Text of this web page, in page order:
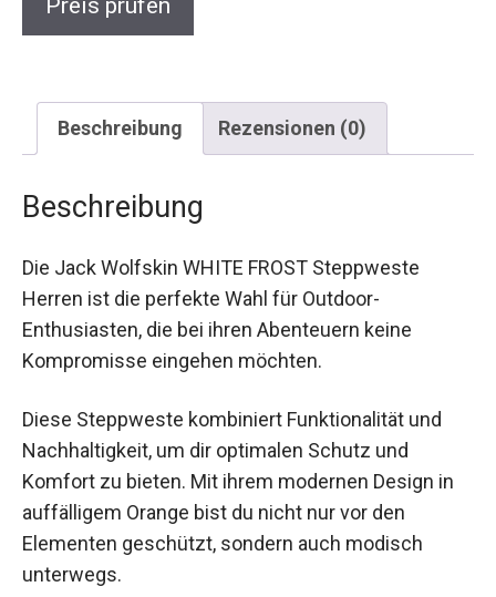
Preis prüfen
Beschreibung Rezensionen (0)
Beschreibung
Die Jack Wolfskin WHITE FROST Steppweste
Herren ist die perfekte Wahl für Outdoor-
Enthusiasten, die bei ihren Abenteuern keine
Kompromisse eingehen möchten.
Diese Steppweste kombiniert Funktionalität und
Nachhaltigkeit, um dir optimalen Schutz und
Komfort zu bieten. Mit ihrem modernen Design in
auffälligem Orange bist du nicht nur vor den
Elementen geschützt, sondern auch modisch
unterwegs.